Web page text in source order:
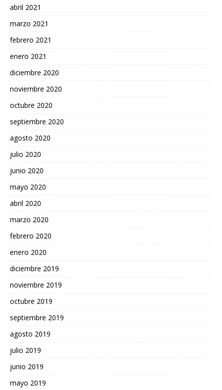
abril 2021
marzo 2021
febrero 2021
enero 2021
diciembre 2020
noviembre 2020
octubre 2020
septiembre 2020
agosto 2020
julio 2020
junio 2020
mayo 2020
abril 2020
marzo 2020
febrero 2020
enero 2020
diciembre 2019
noviembre 2019
octubre 2019
septiembre 2019
agosto 2019
julio 2019
junio 2019
mayo 2019